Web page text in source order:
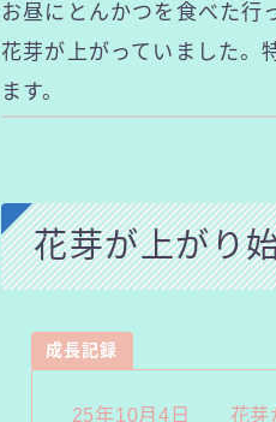
お昼にとんかつを食べた行
花芽が上がっていました。
ます。
花芽が上がり
成長記録
25年10月4日 花芽